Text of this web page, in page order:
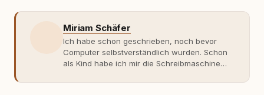
Miriam Schäfer
Ich habe schon geschrieben, noch bevor
Computer selbstverständlich wurden. Schon
als Kind habe ich mir die Schreibmaschine
getippt: Geschichten, Beobachtungen,